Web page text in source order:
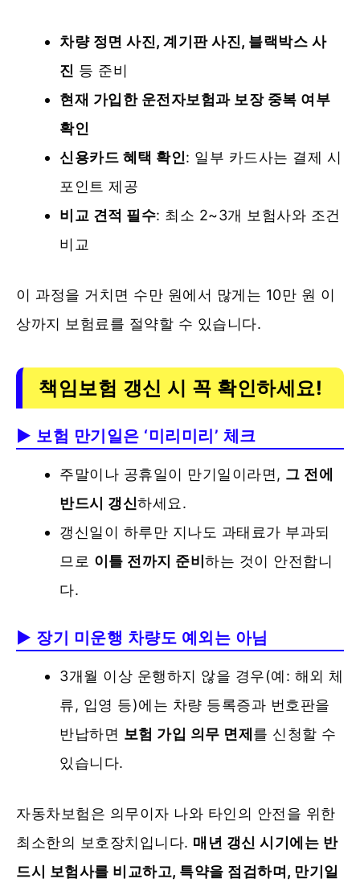
차량 정면 사진, 계기판 사진, 블랙박스 사
진 등 준비
현재 가입한 운전자보험과 보장 중복 여부
확인
신용카드 혜택 확인: 일부 카드사는 결제 시
포인트 제공
비교 견적 필수: 최소 2~3개 보험사와 조건
비교
이 과정을 거치면 수만 원에서 많게는 10만 원 이
상까지 보험료를 절약할 수 있습니다.
책임보험 갱신 시 꼭 확인하세요!
▶ 보험 만기일은 ‘미리미리’ 체크
주말이나 공휴일이 만기일이라면, 그 전에
반드시 갱신하세요.
갱신일이 하루만 지나도 과태료가 부과되
므로 이틀 전까지 준비 하는 것이 안전합니
다.
▶ 장기 미운행 차량도 예외는 아님
3개월 이상 운행하지 않을 경우(예: 해외 체
류, 입영 등)에는 차량 등록증과 번호판을
반납하면 보험 가입 의무 면제 를 신청할 수
있습니다.
자동차보험은 의무이자 나와 타인의 안전을 위한
최소한의 보호장치입니다. 매년 갱신 시기에는 반
드시 보험사를 비교하고, 특약을 점검하며, 만기일